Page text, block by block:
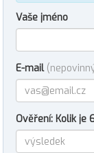
Vaše jméno
E-mail
Ověření: Kolik je